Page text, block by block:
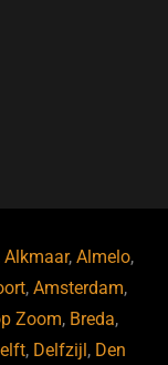
Alkmaar,Almelo,
,Amsterdam,
Zoom, Breda,
, Delfzijl, Den